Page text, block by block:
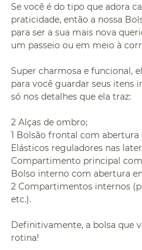
Se você é do tipo que adora
praticidade, então a nossa
para ser a sua mais nova
um passeio ou em meio à
Super charmosa e funcional,
para você guardar seus itens
só nos detalhes que ela traz:
2 Alças de ombro;
1 Bolsão frontal com abertura
Elásticos reguladores nas
Compartimento principal
Bolso interno com abertura
2 Compartimentos internos
etc.).
Definitivamente, a bolsa que
rotina!